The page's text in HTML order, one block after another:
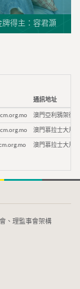
牌得主：容君灝
通訊地址
澳門亞利鴉架街9
澳門慕拉士大馬
澳門慕拉士大馬
、理監事會架構